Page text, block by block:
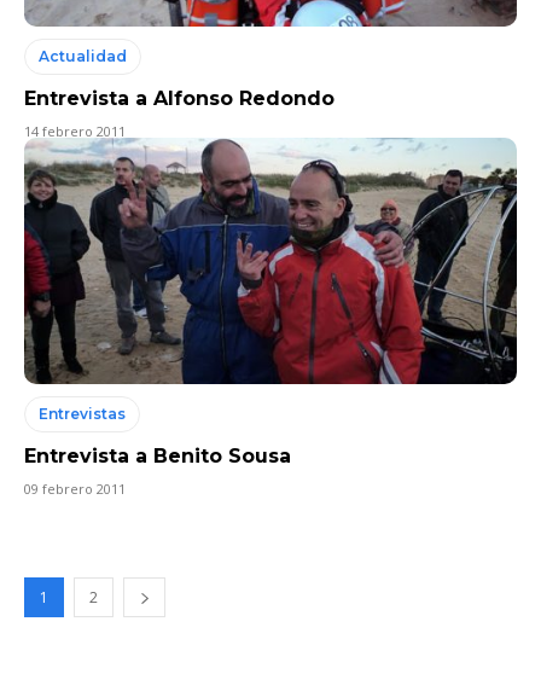
Actualidad
Entrevista a Alfonso Redondo
14 febrero 2011
Entrevistas
Entrevista a Benito Sousa
09 febrero 2011
1 2